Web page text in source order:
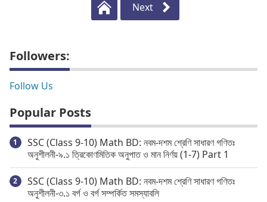
Next
Followers:
Follow Us
Popular Posts
SSC (Class 9-10) Math BD: নবম-দশম শ্রেণি সাধারণ গণিতঃ
অনুশীলনী-৯.১ ত্রিকোণমিতিক অনুপাত ও মান নির্ণয় (1-7) Part 1
SSC (Class 9-10) Math BD: নবম-দশম শ্রেণি সাধারণ গণিতঃ
অনুশীলনী-৩.১ বর্গ ও বর্গ সম্পর্কিত সমস্যাবলি